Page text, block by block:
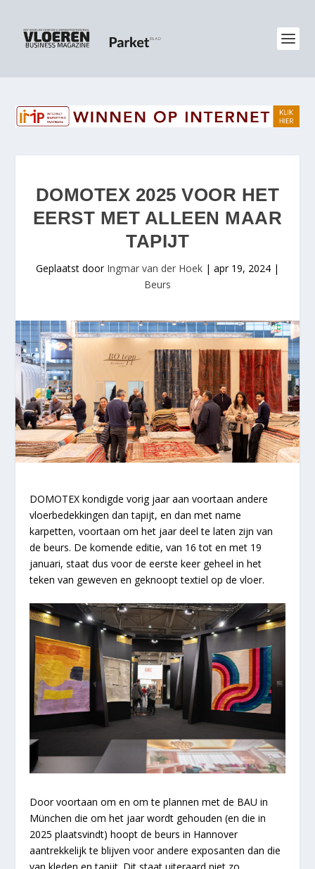
DOMOTEX 2025 VOOR HET
EERST MET ALLEEN MAAR
TAPIJT
Geplaatst door Ingmar van der Hoek | apr 19, 2024 |
Beurs
DOMOTEX kondigde vorig jaar aan voortaan andere
vloerbedekkingen dan tapijt, en dan met name
karpetten, voortaan om het jaar deel te laten zijn van
de beurs. De komende editie, van 16 tot en met 19
januari, staat dus voor de eerste keer geheel in het
teken van geweven en geknoopt textiel op de vloer.
Door voortaan om en om te plannen met de BAU in
München die om het jaar wordt gehouden (en die in
2025 plaatsvindt) hoopt de beurs in Hannover
aantrekkelijk te blijven voor andere exposanten dan die
van kleden en tapijt. Dit staat uiteraard niet zo